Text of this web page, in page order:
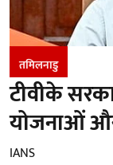
तमिलनाडु
टीवीके
योजनाओं
IANS